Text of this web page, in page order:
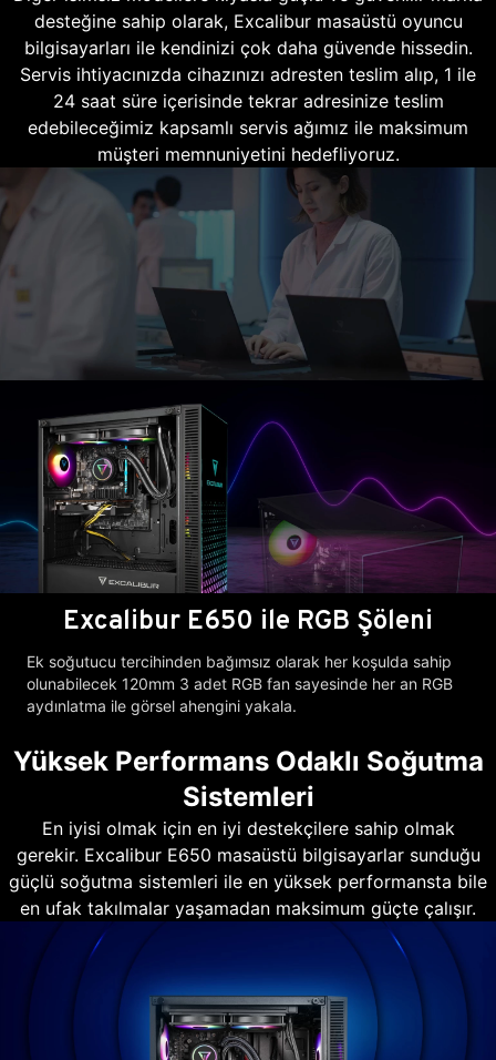
desteğine sahip olarak, Excalibur masaüstü oyuncu
bilgisayarları ile kendinizi çok daha güvende hissedin.
Servis ihtiyacınızda cihazınızı adresten teslim alıp, 1 ile
24 saat süre içerisinde tekrar adresinize teslim
edebileceğimiz kapsamlı servis ağımız ile maksimum
müşteri memnuniyetini hedefliyoruz.
Excalibur E650 ile RGB Şöleni
Ek soğutucu tercihinden bağımsız olarak her koşulda sahip
olunabilecek 120mm 3 adet RGB fan sayesinde her an RGB
aydınlatma ile görsel ahengini yakala.
Yüksek Performans Odaklı Soğutma
Sistemleri
En iyisi olmak için en iyi destekçilere sahip olmak
gerekir. Excalibur E650 masaüstü bilgisayarlar sunduğu
güçlü soğutma sistemleri ile en yüksek performansta bile
en ufak takılmalar yaşamadan maksimum güçte çalışır.